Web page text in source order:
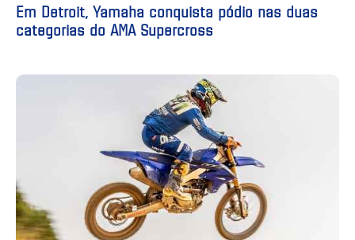
Em Detroit, Yamaha conquista pódio nas duas
categorias do AMA Supercross